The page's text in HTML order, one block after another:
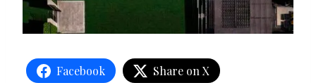
Facebook Share on X